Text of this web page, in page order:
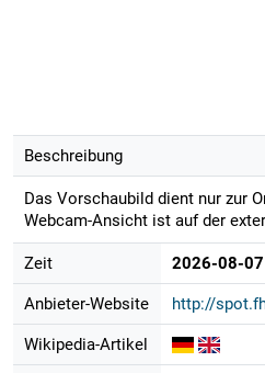
Beschreibung
Das Vorschaubild dient nur zur
Webcam-Ansicht ist auf der
Zeit 2026-08-07
Anbieter-Website http://
Wikipedia-Artikel